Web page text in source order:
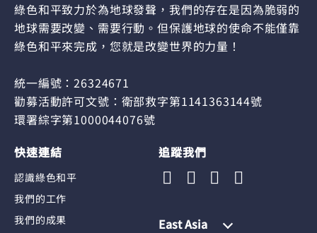
綠色和平致力於為地球發聲，我們的存在是因為脆弱的
地球需要改變、需要行動。但保護地球的使命不能僅靠
綠色和平來完成，您就是改變世界的力量！
統一編號：26324671
勸募活動許可文號：衛部救字第1141363144號
環署綜字第1000044076號
快速連結
認識綠色和平
我們的工作
我們的成果
追蹤我們
East Asia